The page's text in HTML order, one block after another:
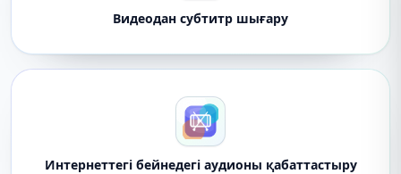
Видеодан субтитр шығару
Интернеттегі бейнедегі аудионы қабаттастыру